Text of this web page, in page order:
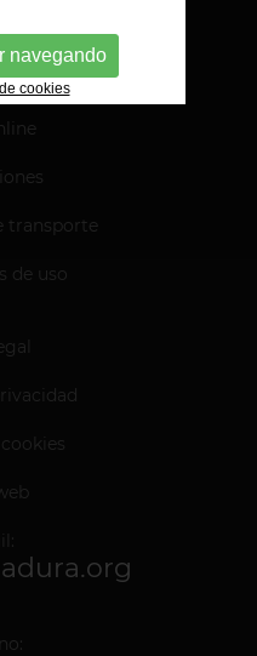
transporte
de uso
navegando
cookies